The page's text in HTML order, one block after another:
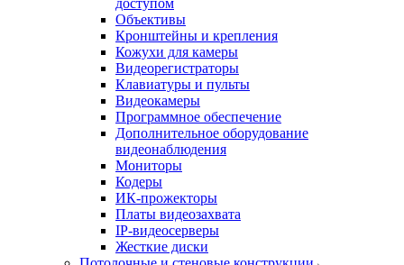
доступом
Объективы
Кронштейны и крепления
Кожухи для камеры
Видеорегистраторы
Клавиатуры и пульты
Видеокамеры
Программное обеспечение
Дополнительное оборудование
видеонаблюдения
Мониторы
Кодеры
ИК-прожекторы
Платы видеозахвата
IP-видеосерверы
Жесткие диски